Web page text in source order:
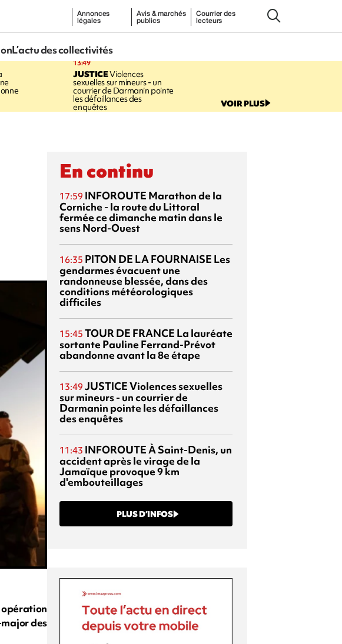
Annonces
légales
Avis & marchés
publics
Courrier des
lecteurs
L’actu des collectivités
13:49
JUSTICEViolences
sexuelles sur mineurs - un
courrier de Darmanin pointe
les défaillances des
enquêtes VOIR PLUS
des
En continu
17:59 INFOROUTE Marathon de la
Corniche - la route du Littoral
fermée ce dimanche matin dans le
sens Nord-Ouest
16:35 PITON DE LA FOURNAISE Les
gendarmes évacuent une
randonneuse blessée, dans des
conditions météorologiques
difficiles
15:45 TOUR DE FRANCE La lauréate
sortante Pauline Ferrand-Prévot
abandonne avant la 8e étape
13:49 JUSTICEViolences sexuelles
sur mineurs - un courrier de
Darmanin pointe les défaillances
des enquêtes
11:43 INFOROUTEÀ Saint-Denis, un
accident après le virage de la
Jamaïque provoque 9 km
d'embouteillages
PLUS D’INFOS